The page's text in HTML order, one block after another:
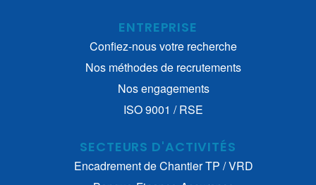
ENTREPRISE
Confiez-nous votre recherche
Nos méthodes de recrutements
Nos engagements
ISO 9001 / RSE
SECTEURS D'ACTIVITÉS
Encadrement de Chantier TP / VRD